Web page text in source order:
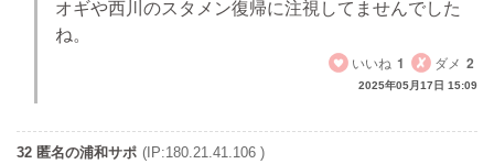
オギや西川のスタメン復帰に注視してませんでした
ね。
いいね 1 ダメ 2
2025年05月17日 15:09
32 匿名の浦和サポ (IP:180.21.41.106 )